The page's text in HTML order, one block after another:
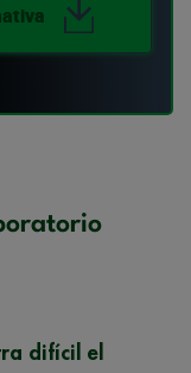
difícil el